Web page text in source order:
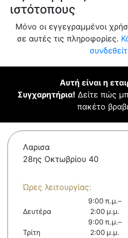
ιστότοπους
Μόνο οι εγγεγραμμένοι
σε αυτές τις πληροφορίες.
Αυτή είναι η
Συγχαρητήρια! Δείτε πώς
πακέτο
Λαρισα
28ης Οκτωβρίου 40
Ώρες λειτουργίας:
Δευτέρα
9:00 π.μ.–
2:00 μ.μ.
Τρίτη
9:00 π.μ.–
2:00 μ.μ.